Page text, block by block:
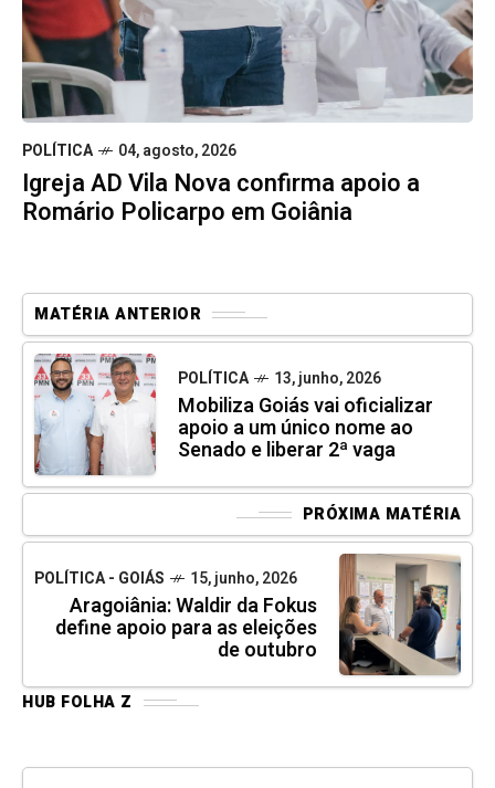
POLÍTICA 04, agosto, 2026
Igreja AD Vila Nova confirma apoio a
Romário Policarpo em Goiânia
MATÉRIA ANTERIOR
POLÍTICA 13, junho, 2026
Mobiliza Goiás vai oficializar
apoio a um único nome ao
Senado e liberar 2ª vaga
PRÓXIMA MATÉRIA
POLÍTICA - GOIÁS 15, junho, 2026
Aragoiânia: Waldir da Fokus
define apoio para as eleições
de outubro
HUB FOLHA Z